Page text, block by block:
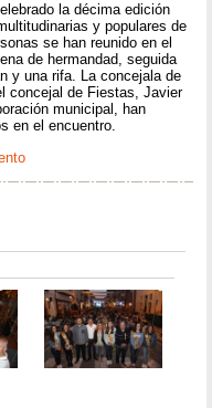
la décima edición
y populares de
se han reunido en el
de hermandad, seguida
y una rifa. La concejala de
concejal de Fiestas, Javier
municipal, han
en el encuentro.